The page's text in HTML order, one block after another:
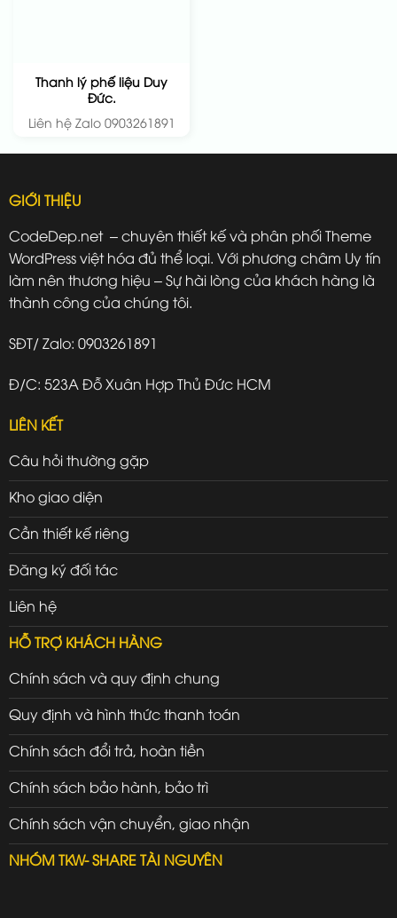
Thanh lý phế liệu Duy
Đức.
Liên hệ Zalo 0903261891
GIỚI THIỆU
CodeDep.net – chuyên thiết kế và phân phối Theme
WordPress việt hóa đủ thể loại. Với phương châm Uy tín
làm nên thương hiệu – Sự hài lòng của khách hàng là
thành công của chúng tôi.
SĐT/ Zalo: 0903261891
Đ/C: 523A Đỗ Xuân Hợp Thủ Đức HCM
LIÊN KẾT
Câu hỏi thường gặp
Kho giao diện
Cần thiết kế riêng
Đăng ký đối tác
Liên hệ
HỖ TRỢ KHÁCH HÀNG
Chính sách và quy định chung
Quy định và hình thức thanh toán
Chính sách đổi trả, hoàn tiền
Chính sách bảo hành, bảo trì
Chính sách vận chuyển, giao nhận
NHÓM TKW- SHARE TÀI NGUYÊN